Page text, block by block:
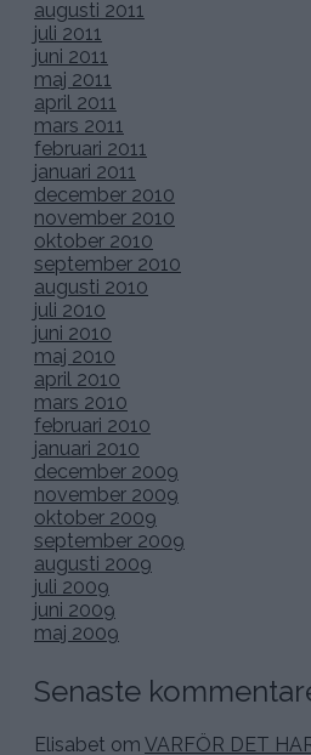
augusti 2011
juli 2011
juni 2011
maj 2011
april 2011
mars 2011
februari 2011
januari 2011
december 2010
november 2010
oktober 2010
september 2010
augusti 2010
juli 2010
juni 2010
maj 2010
april 2010
mars 2010
februari 2010
januari 2010
december 2009
november 2009
oktober 2009
september 2009
augusti 2009
juli 2009
juni 2009
maj 2009
Senaste
Elisabet om VARFÖR DET